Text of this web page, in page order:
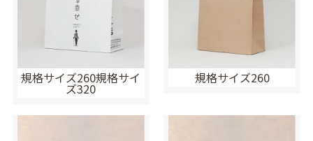
規格サイズ260規格サイ
ズ320
規格サイズ260